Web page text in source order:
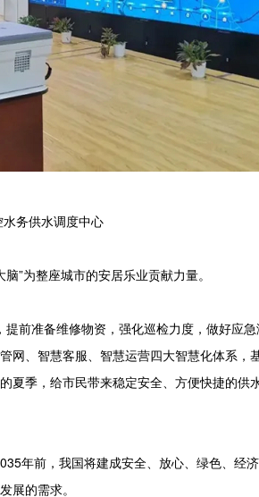
务供水调度中心
”为整座城市的安居乐业贡献力量。
前准备维修物资，强化巡检力度，做好应
、智慧客服、智慧运营四大智慧化体系，
季，给市民带来稳定安全、方便快捷的供
年前，我国将建成安全、放心、绿色、经
展的需求。